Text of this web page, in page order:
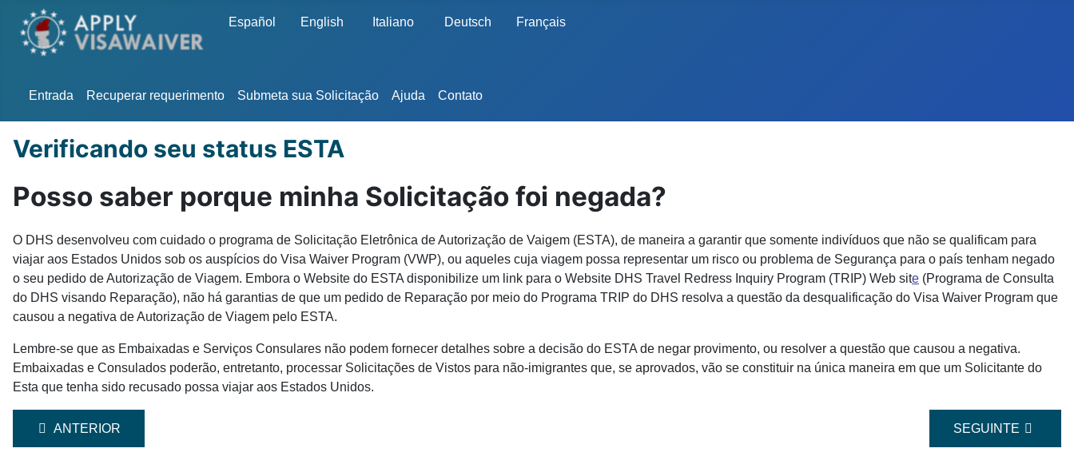
Escolha o seu idioma
Español English Italiano Deutsch Français
Entrada Recuperar requerimento Submeta sua Solicitação Ajuda Contato
Verificando seu status ESTA
Posso saber porque minha Solicitação foi negada?
O DHS desenvolveu com cuidado o programa de Solicitação Eletrônica de Autorização de Vaigem (ESTA), de maneira a garantir que somente indivíduos que não se qualificam para
viajar aos Estados Unidos sob os auspícios do Visa Waiver Program (VWP), ou aqueles cuja viagem possa representar um risco ou problema de Segurança para o país tenham negado
o seu pedido de Autorização de Viagem. Embora o Website do ESTA disponibilize um link para o Website DHS Travel Redress Inquiry Program (TRIP) Web site (Programa de Consulta
do DHS visando Reparação), não há garantias de que um pedido de Reparação por meio do Programa TRIP do DHS resolva a questão da desqualificação do Visa Waiver Program que
causou a negativa de Autorização de Viagem pelo ESTA.
Lembre-se que as Embaixadas e Serviços Consulares não podem fornecer detalhes sobre a decisão do ESTA de negar provimento, ou resolver a questão que causou a negativa.
Embaixadas e Consulados poderão, entretanto, processar Solicitações de Vistos para não-imigrantes que, se aprovados, vão se constituir na única maneira em que um Solicitante do
Esta que tenha sido recusado possa viajar aos Estados Unidos.
ARTIGO ANTERIOR: E SE EU ESQUECER O NÚMERO DA MINHA SOLICITAÇÃO?
ANTERIOR ARTIGO
SEGUINTE